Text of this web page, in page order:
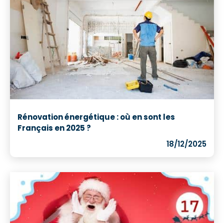
Rénovation énergétique : où en sont les
Français en 2025 ?
18/12/2025